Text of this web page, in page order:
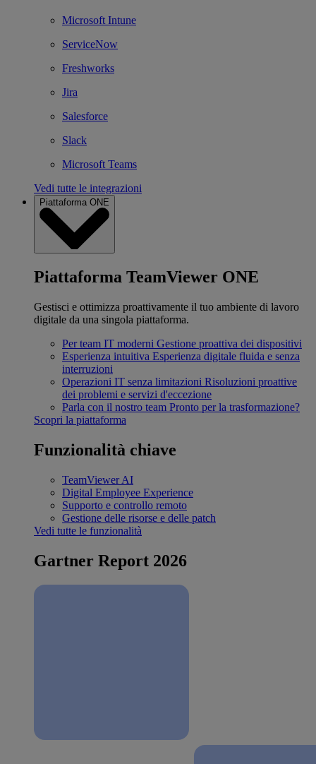
Microsoft Intune
ServiceNow
Freshworks
Jira
Salesforce
Slack
Microsoft Teams
Vedi tutte le integrazioni
Piattaforma ONE
Piattaforma TeamViewer ONE
Gestisci e ottimizza proattivamente il tuo ambiente di lavoro
digitale da una singola piattaforma.
Per team IT moderni Gestione proattiva dei dispositivi
Esperienza intuitiva Esperienza digitale fluida e senza
interruzioni
Operazioni IT senza limitazioni Risoluzioni proattive
dei problemi e servizi d'eccezione
Parla con il nostro team Pronto per la trasformazione?
Scopri la piattaforma
Funzionalità chiave
TeamViewer AI
Digital Employee Experience
Supporto e controllo remoto
Gestione delle risorse e delle patch
Vedi tutte le funzionalità
Gartner Report 2026